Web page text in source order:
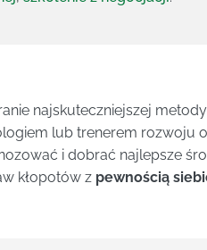
najskuteczniejszej
lub trenerem rozwoju
i dobrać najlepsze
kłopotów z pewnością